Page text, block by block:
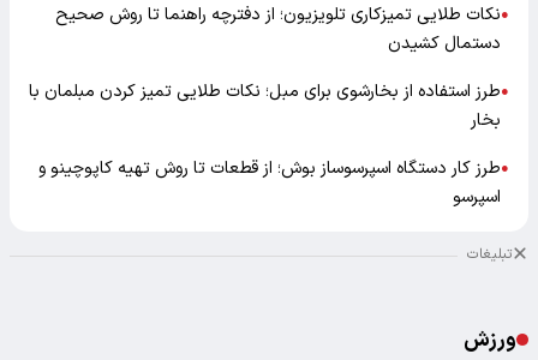
●نکات طلایی تمیزکاری تلویزیون؛ از دفترچه راهنما تا روش صحیح
دستمال کشیدن
●طرز استفاده از بخارشوی برای مبل؛ نکات طلایی تمیز کردن مبلمان با
بخار
●طرز کار دستگاه اسپرسوساز بوش؛ از قطعات تا روش تهیه کاپوچینو و
اسپرسو
تبلیغات
ورزش